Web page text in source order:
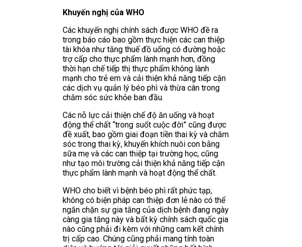
Khuyến nghị của WHO
Các khuyến nghị chính sách được WHO đề ra
trong báo cáo bao gồm thực hiện các can thiệp
tài khóa như tăng thuế đồ uống có đường hoặc
trợ cấp cho thực phẩm lành mạnh hơn, đồng
thời hạn chế tiếp thị thực phẩm không lành
mạnh cho trẻ em và cải thiện khả năng tiếp cận
các dịch vụ quản lý béo phì và thừa cân trong
chăm sóc sức khỏe ban đầu.
Các nỗ lực cải thiện chế độ ăn uống và hoạt
động thể chất “trong suốt cuộc đời” cũng được
đề xuất, bao gồm giai đoạn tiền thai kỳ và chăm
sóc trong thai kỳ, khuyến khích nuôi con bằng
sữa mẹ và các can thiệp tại trường học, cũng
như tạo môi trường cải thiện khả năng tiếp cận
thực phẩm lành mạnh và hoạt động thể chất.
WHO cho biết vì bệnh béo phì rất phức tạp,
không có biện pháp can thiệp đơn lẻ nào có thể
ngăn chặn sự gia tăng của dịch bệnh đang ngày
càng gia tăng này và bất kỳ chính sách quốc gia
nào cũng phải đi kèm với những cam kết chính
trị cấp cao. Chúng cũng phải mang tính toàn